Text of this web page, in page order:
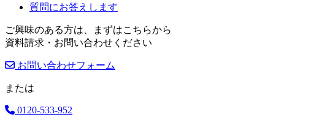
質問にお答えします
ご興味のある方は、まずはこちらから
資料請求・お問い合わせください
お問い合わせフォーム
または
0120-533-952